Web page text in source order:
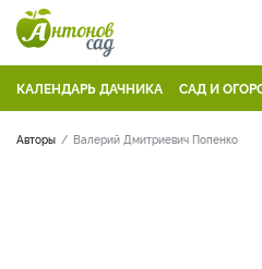
КАЛЕНДАРЬ ДАЧНИКА САД И
Авторы Валерий Дмитриевич Попенко